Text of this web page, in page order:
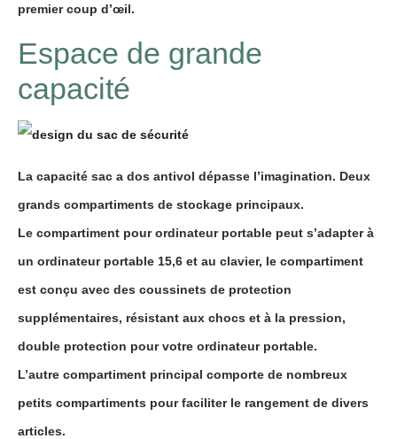
premier coup d’œil.
Espace de grande
capacité
La capacité sac a dos antivol dépasse l’imagination. Deux
grands compartiments de stockage principaux.
Le compartiment pour ordinateur portable peut s’adapter à
un ordinateur portable 15,6 et au clavier, le compartiment
est conçu avec des coussinets de protection
supplémentaires, résistant aux chocs et à la pression,
double protection pour votre ordinateur portable.
L’autre compartiment principal comporte de nombreux
petits compartiments pour faciliter le rangement de divers
articles.